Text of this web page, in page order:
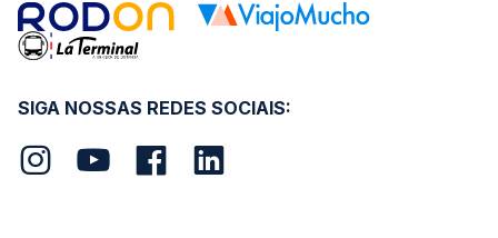
SIGA NOSSAS REDES SOCIAIS: